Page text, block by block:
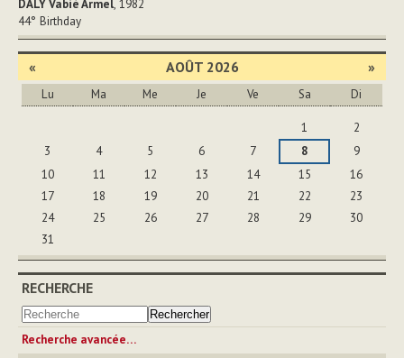
DALY Vabié Armel, 1982
44° Birthday
« AOÛT 2026 »
Lu Ma Me Je Ve Sa Di
1
2
3
4 5 6 7 8
9
10
11 12 13 14 15
16
17
18 19 20 21 22
23
24
25 26 27 28 29
30
31
RECHERCHE
Recherche avancée…